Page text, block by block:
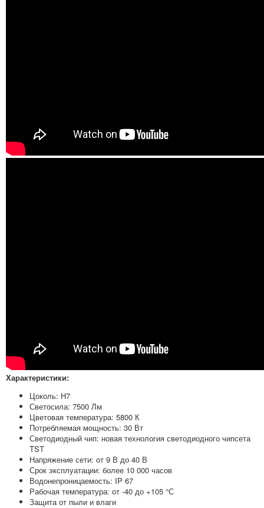
Характеристики:
Цоколь: H7
Светосила: 7500 Лм
Цветовая температура: 5800 К
Потребляемая мощность: 30 Вт
Светодиодный чип: новая технология светодиодного чипсета
TST
Напряжение сети: от 9 В до 40 В
Срок эксплуатации: более 10 000 часов
Водонепроницаемость: IP 67
Рабочая температура: от -40 до +105 °С
Защита от пыли и влаги